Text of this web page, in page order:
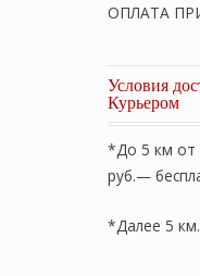
ОПЛАТА
Условия
Курьером
*До 5 км от
руб.—
*Далее 5